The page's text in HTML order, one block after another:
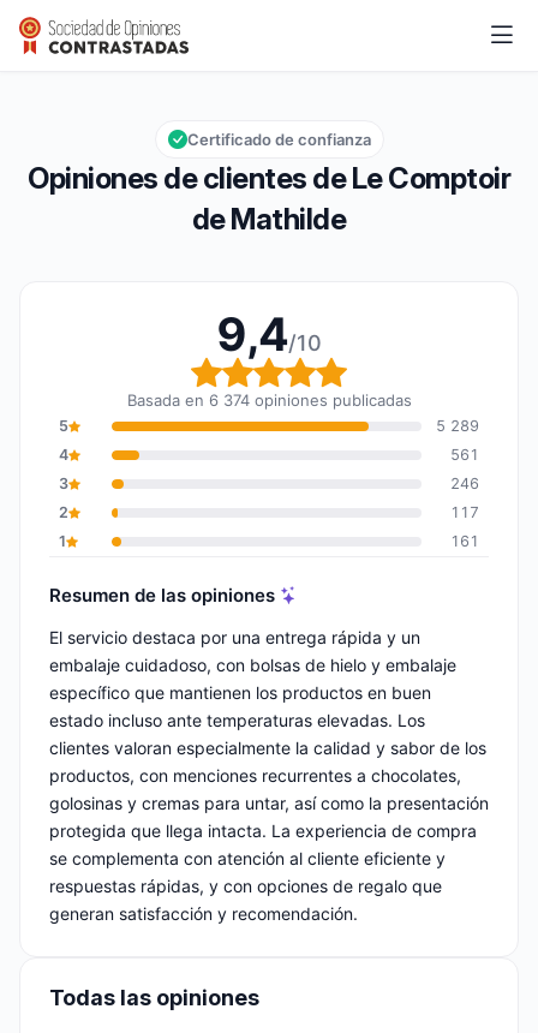
Le Comptoir de Mathilde
Calificación global: 9,4 de 10
9,4/10
Opiniones de clientes de Le Comptoir
de Mathilde
Certificado de confianza
9,4/10
Calificación global: 9,4
Basada en 6 374 opiniones publicadas
5
5 289
4
561
3
246
2
117
1
161
Resumen de las opiniones
El servicio destaca por una entrega rápida y un
embalaje cuidadoso, con bolsas de hielo y embalaje
específico que mantienen los productos en buen
estado incluso ante temperaturas elevadas. Los
clientes valoran especialmente la calidad y sabor de los
productos, con menciones recurrentes a chocolates,
golosinas y cremas para untar, así como la presentación
protegida que llega intacta. La experiencia de compra
se complementa con atención al cliente eficiente y
respuestas rápidas, y con opciones de regalo que
generan satisfacción y recomendación.
Todas las opiniones